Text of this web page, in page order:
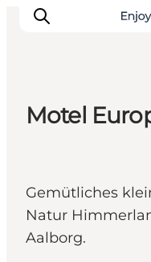
Destinationen
Guides
Für Kinder
Motel
Gemütliches
Natur
Aalborg.